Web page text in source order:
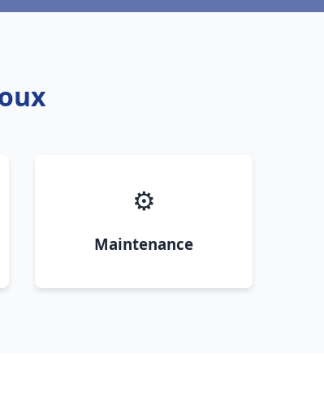
⚙️
Maintenance